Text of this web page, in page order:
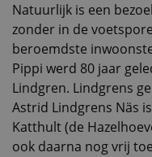
Natuurlijk is een
zonder in de
beroemdste
Pippi werd 80 jaar
Lindgren. Lindgrens
Astrid Lindgrens Näs
Katthult (de
ook daarna nog vrij